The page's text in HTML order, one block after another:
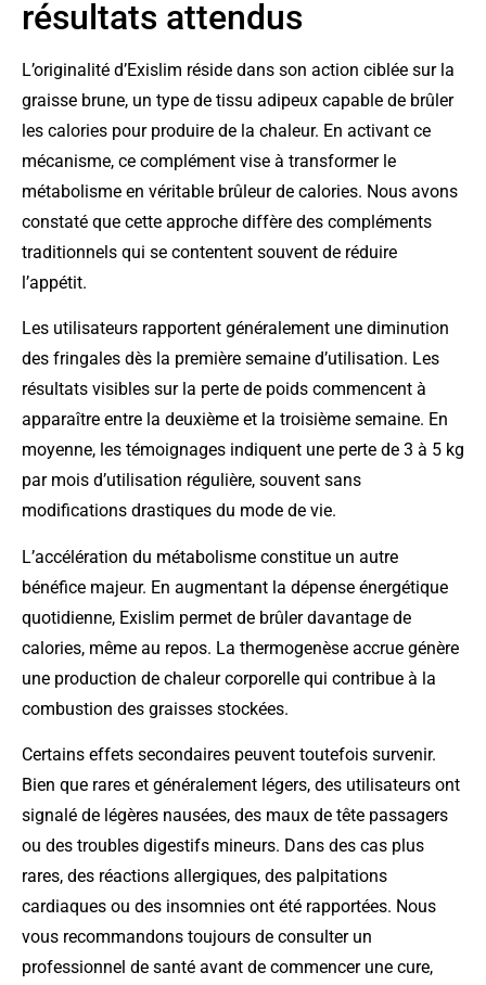
résultats attendus
L’originalité d’Exislim réside dans son action ciblée sur la
graisse brune, un type de tissu adipeux capable de brûler
les calories pour produire de la chaleur. En activant ce
mécanisme, ce complément vise à transformer le
métabolisme en véritable brûleur de calories. Nous avons
constaté que cette approche diffère des compléments
traditionnels qui se contentent souvent de réduire
l’appétit.
Les utilisateurs rapportent généralement une diminution
des fringales dès la première semaine d’utilisation. Les
résultats visibles sur la perte de poids commencent à
apparaître entre la deuxième et la troisième semaine. En
moyenne, les témoignages indiquent une perte de 3 à 5 kg
par mois d’utilisation régulière, souvent sans
modifications drastiques du mode de vie.
L’accélération du métabolisme constitue un autre
bénéfice majeur. En augmentant la dépense énergétique
quotidienne, Exislim permet de brûler davantage de
calories, même au repos. La thermogenèse accrue génère
une production de chaleur corporelle qui contribue à la
combustion des graisses stockées.
Certains effets secondaires peuvent toutefois survenir.
Bien que rares et généralement légers, des utilisateurs ont
signalé de légères nausées, des maux de tête passagers
ou des troubles digestifs mineurs. Dans des cas plus
rares, des réactions allergiques, des palpitations
cardiaques ou des insomnies ont été rapportées. Nous
vous recommandons toujours de consulter un
professionnel de santé avant de commencer une cure,